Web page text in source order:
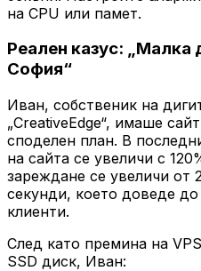
на CPU или памет.
Реален казус: „Малка
София“
Иван, собственик на
„CreativeEdge“, имаше
споделен план. В
на сайта се увеличи с
зареждане се увеличи от
секунди, което доведе
клиенти.
След като премина на
SSD диск, Иван: